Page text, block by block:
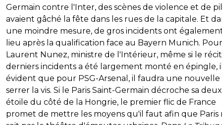
Germain contre l'Inter, des scènes de violence et de
avaient gâché la fête dans les rues de la capitale. Et
une moindre mesure, de gros incidents ont
lieu après la qualification face au Bayern Munich. Pour
Laurent Nunez, ministre de l'Intérieur, même si le
derniers incidents a été largement monté en épingle,
évident que pour PSG-Arsenal, il faudra une nouvelle
serrer la vis. Si le Paris Saint-Germain décroche sa
étoile du côté de la Hongrie, le premier flic de France
promet de mettre les moyens qu'il faut afin que Paris